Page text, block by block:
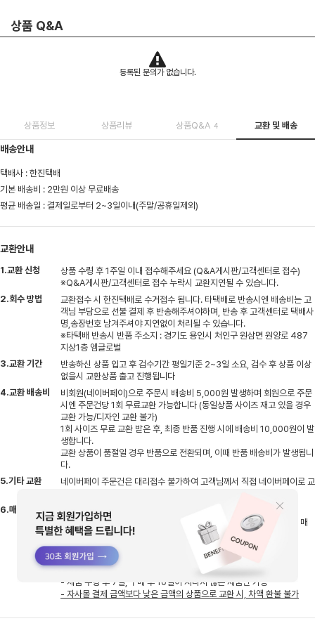
상품 Q&A
등록된 문의가 없습니다.
상품정보 상품리뷰 상품Q&A 4 교환 및 배송
배송안내
택배사 : 한진택배
기본 배송비 : 2만원 이상 무료배송
평균 배송일 : 결제일로부터 2~3일이내(주말/공휴일제외)
교환안내
1.교환 신청
상품 수령 후 1주일 이내 접수해주세요 (Q&A게시판/고객센터로 접수)
※Q&A게시판/고객센터로 접수 누락시 교환지연될 수 있습니다.
2.회수 방법
교환접수 시 한진택배로 수거접수 됩니다. 타택배로 반송시엔 배송비는 고
객님 부담으로 선불 결제 후 반송해주셔야하며, 반송 후 고객센터로 택배사
명,송장번호 남겨주셔야 지연없이 처리될 수 있습니다.
※타택배 반송시 반품 주소지 : 경기도 용인시 처인구 원삼면 원양로 487
지상1층 엠글로벌
3.교환 기간
반송하신 상품 입고 후 검수기간 평일기준 2~3일 소요, 검수 후 상품 이상
없을시 교환상품 출고 진행됩니다
4.교환 배송비
비회원(네이버페이)으로 주문시 배송비 5,000원 발생하며 회원으로 주문
시엔 주문건당 1회 무료교환 가능합니다 (동일상품 사이즈 재고 있을 경우
교환 가능/디자인 교환 불가)
1회 사이즈 무료 교환 받은 후, 최종 반품 진행 시에 배송비 10,000원이 발
생합니다.
교환 상품이 품절일 경우 반품으로 전환되며, 이때 반품 배송비가 발생됩니
다.
5.기타 교환
네이버페이 주문건은 대리접수 불가하여 고객님께서 직접 네이버페이로 교
6.매장 교환
제품 및 사이즈 교환은 가까운 오프라인 매장에서 가능합니다.
오프라인 매장 별로 보유하고 있는 제품과 재고 수량이 상이하니, 해당 매
장에 미리 문의하신 후에 방문해 주세요.
- 아울렛, 사은품 제외
- 택 제거, 사용 흔적 있을 경우 교환 불가
- 제품 수령 후 7일, 구매 후 10일이 지나지 않은 제품만 가능
- 자사몰 결제 금액보다 낮은 금액의 상품으로 교환 시, 차액 환불 불가